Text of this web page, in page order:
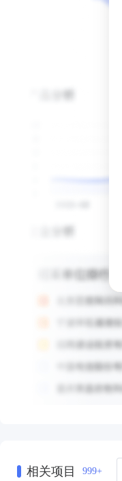
相关项目 999+